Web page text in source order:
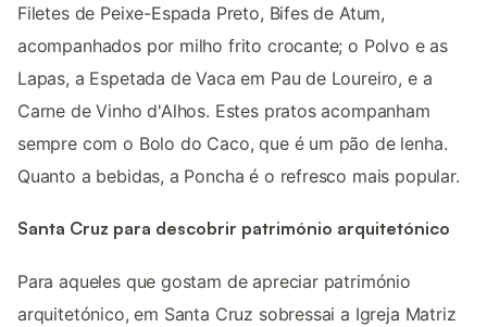
Filetes de Peixe-Espada Preto, Bifes de Atum,
acompanhados por milho frito crocante; o Polvo e as
Lapas, a Espetada de Vaca em Pau de Loureiro, e a
Carne de Vinho d'Alhos. Estes pratos acompanham
sempre com o Bolo do Caco, que é um pão de lenha.
Quanto a bebidas, a Poncha é o refresco mais popular.
Santa Cruz para descobrir património arquitetónico
Para aqueles que gostam de apreciar património
arquitetónico, em Santa Cruz sobressai a Igreja Matriz